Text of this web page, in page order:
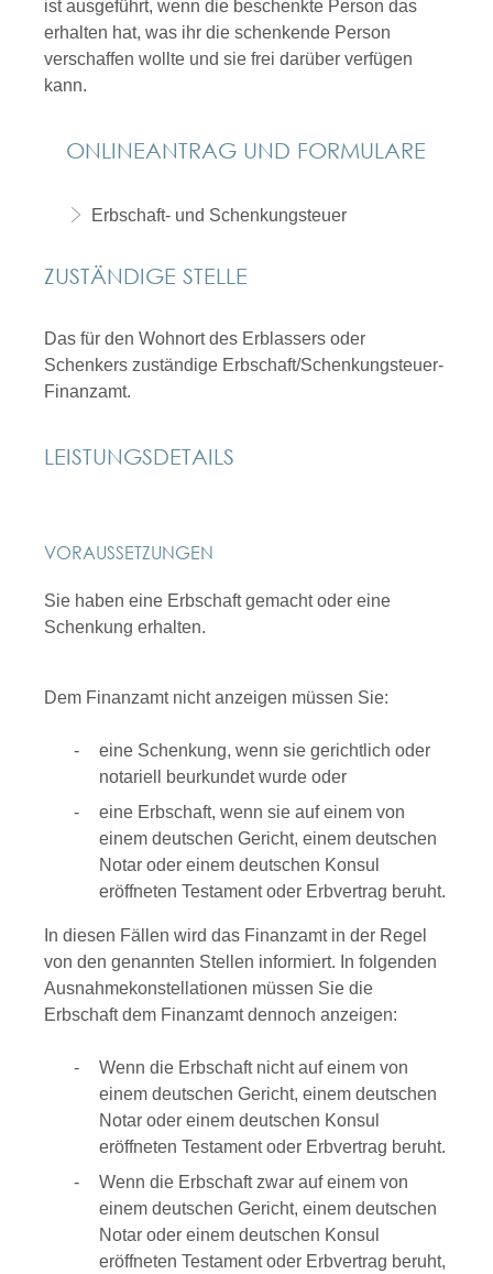
ist ausgeführt, wenn die beschenkte Person das
erhalten hat, was ihr die schenkende Person
verschaffen wollte und sie frei darüber verfügen
kann.
ONLINEANTRAG UND FORMULARE
Erbschaft- und Schenkungsteuer
ZUSTÄNDIGE STELLE
Das für den Wohnort des Erblassers oder
Schenkers zuständige Erbschaft/Schenkungsteuer-
Finanzamt.
LEISTUNGSDETAILS
VORAUSSETZUNGEN
Sie haben eine Erbschaft gemacht oder eine
Schenkung erhalten.
Dem Finanzamt nicht anzeigen müssen Sie:
eine Schenkung, wenn sie gerichtlich oder
notariell beurkundet wurde oder
eine Erbschaft, wenn sie auf einem von
einem deutschen Gericht, einem deutschen
Notar oder einem deutschen Konsul
eröffneten Testament oder Erbvertrag beruht.
In diesen Fällen wird das Finanzamt in der Regel
von den genannten Stellen informiert. In folgenden
Ausnahmekonstellationen müssen Sie die
Erbschaft dem Finanzamt dennoch anzeigen:
Wenn die Erbschaft nicht auf einem von
einem deutschen Gericht, einem deutschen
Notar oder einem deutschen Konsul
eröffneten Testament oder Erbvertrag beruht.
Wenn die Erbschaft zwar auf einem von
einem deutschen Gericht, einem deutschen
Notar oder einem deutschen Konsul
eröffneten Testament oder Erbvertrag beruht,